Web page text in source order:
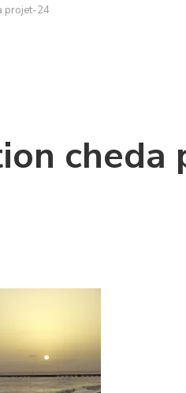
projet-24